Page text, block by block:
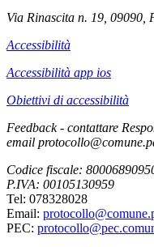
Via Rinascita n. 19, 09090,
Accessibilità
Accessibilità app ios
Obiettivi di accessibilità
Feedback - contattare
email
Codice fiscale:
P.IVA: 00105130959
Tel: 078328028
Email:
PEC: